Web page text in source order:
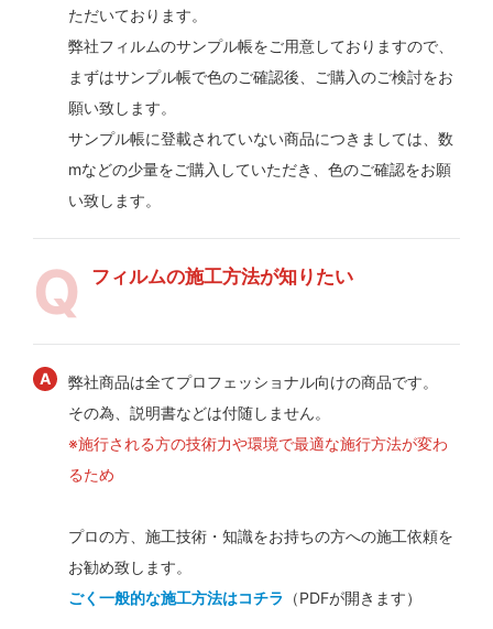
ただいております。
弊社フィルムのサンプル帳をご用意しておりますので、
まずはサンプル帳で色のご確認後、ご購入のご検討をお
願い致します。
サンプル帳に登載されていない商品につきましては、数
mなどの少量をご購入していただき、色のご確認をお願
い致します。
フィルムの施工方法が知りたい
弊社商品は全てプロフェッショナル向けの商品です。
その為、説明書などは付随しません。
※施行される方の技術力や環境で最適な施行方法が変わ
るため
プロの方、施工技術・知識をお持ちの方への施工依頼を
お勧め致します。
ごく一般的な施工方法はコチラ （PDFが開きます）